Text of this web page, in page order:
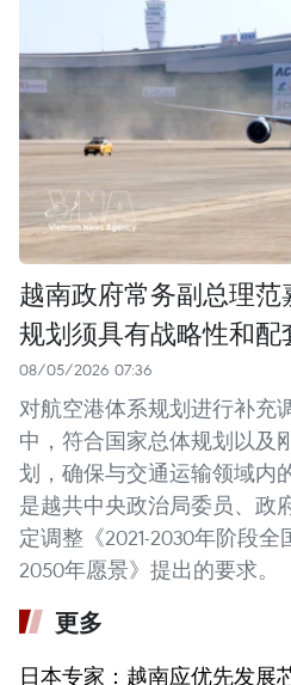
越南政府常务副总理
规划须具有战略性和配
08/05/2026 07:36
对航空港体系规划进行补充
中，符合国家总体规划以及
划，确保与交通运输领域内
是越共中央政治局委员、政
定调整《2021-2030年阶段
2050年愿景》提出的要求。
更多
日本专家：越南应优先发展